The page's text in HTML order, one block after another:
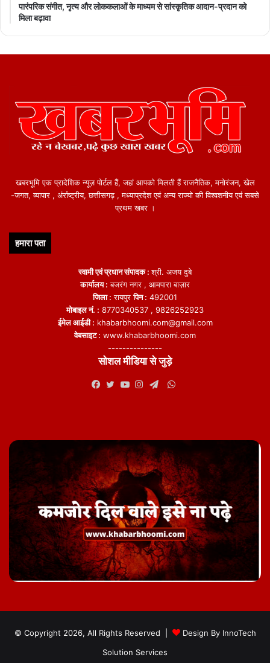
पारंपरिक संगीत, नृत्य और लोककलाओं के माध्यम से सांस्कृतिक आदान-प्रदान को
मिला बढ़ावा
खबरभूमि एक प्रादेशिक न्यूज़ पोर्टल हैं, जहां आपको मिलती हैं राजनैतिक, मनोरंजन, खेल
-जगत, व्यापार , अंर्राष्ट्रीय, छत्तीसगढ़ , मध्याप्रदेश एवं अन्य राज्यो की विश्वशनीय एवं सबसे
प्रथम खबर ।
हमारा पता
स्वामी एवं प्रधान संपादक :श्री. अजय दुबे
कार्यालय : बजरंग नगर , आमपारा बाज़ार
जिला : रायपुरपिन : 492001
मोबाइल नं. : 8770340537 , 9826252923
ईमेल आईडी : khabarbhoomi.com@gmail.com
वेबसाइट : www.khabarbhoomi.com
---------------
सोशल मीडिया से जुड़े
WhatsApp
© Copyright 2026, All Rights Reserved | Design By InnoTech
Solution Services